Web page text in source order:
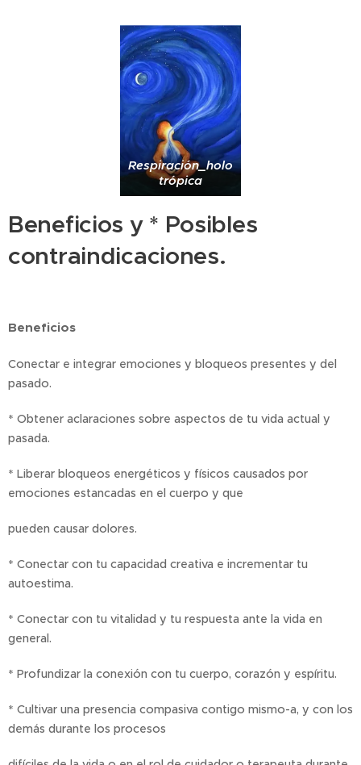
Respiración_holo
trópica
Beneficios y * Posibles
contraindicaciones.
Beneficios
Conectar e integrar emociones y bloqueos presentes y del
pasado.
* Obtener aclaraciones sobre aspectos de tu vida actual y
pasada.
* Liberar bloqueos energéticos y físicos causados por
emociones estancadas en el cuerpo y que
pueden causar dolores.
* Conectar con tu capacidad creativa e incrementar tu
autoestima.
* Conectar con tu vitalidad y tu respuesta ante la vida en
general.
* Profundizar la conexión con tu cuerpo, corazón y espíritu.
* Cultivar una presencia compasiva contigo mismo-a, y con los
demás durante los procesos